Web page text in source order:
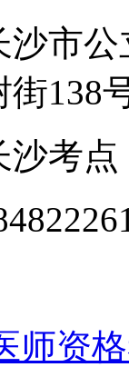
市
138
考点
师资